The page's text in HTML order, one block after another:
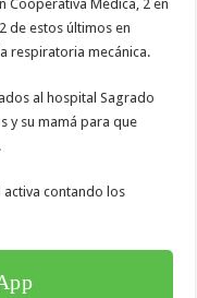
Cooperativa Médica, 2 en
de estos últimos en
respiratoria mecánica.
al hospital Sagrado
y su mamá para que
activa contando los